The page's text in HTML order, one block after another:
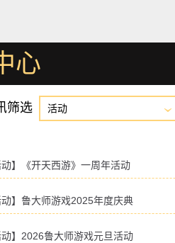
心
筛选 活动
动】《开天西游》一周年活动
动】鲁大师游戏2025年度庆典
动】2026鲁大师游戏元旦活动